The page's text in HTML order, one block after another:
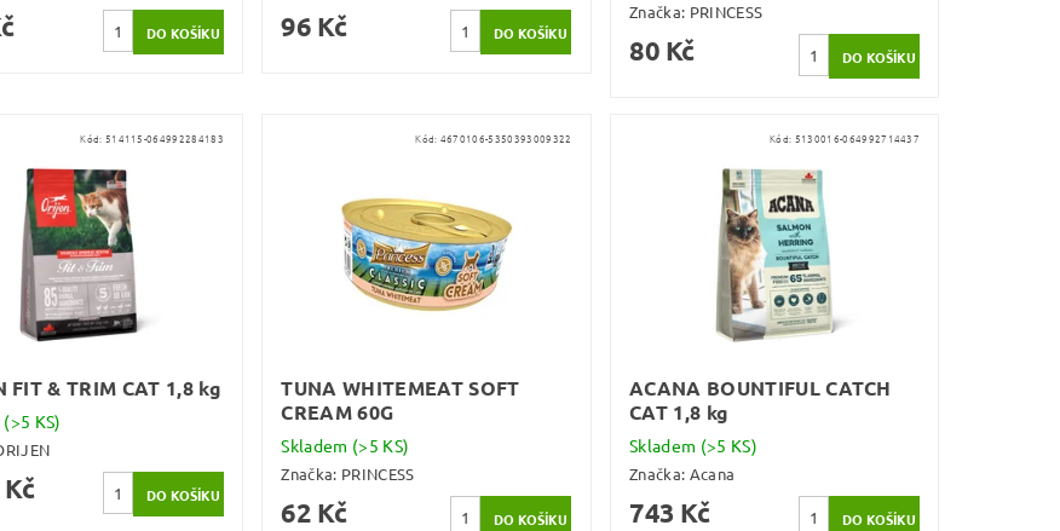
96 Kč Značka: PRINCESS
80 Kč
Kód: 514115-064992284183
FIT & TRIM CAT 1,8 kg
(>5 KS)
Kód: 4670106-5350393009322
TUNA WHITEMEAT SOFT
CREAM 60G
Skladem (>5 KS)
Značka: PRINCESS
62 Kč
Kód: 5130016-064992714437
ACANA BOUNTIFUL CATCH
CAT 1,8 kg
Skladem (>5 KS)
Značka: Acana
743 Kč